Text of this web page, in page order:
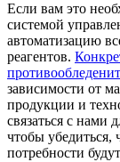
Если вам это
системой
автоматизацию
реагентов.
зависимости от
продукции и
связаться с нами
чтобы убедиться,
потребности